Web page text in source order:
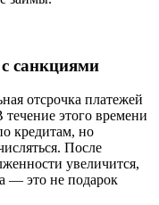
санкциями
отсрочка платежей
этого времени
кредитам, но
После
увеличится,
— это не подарок